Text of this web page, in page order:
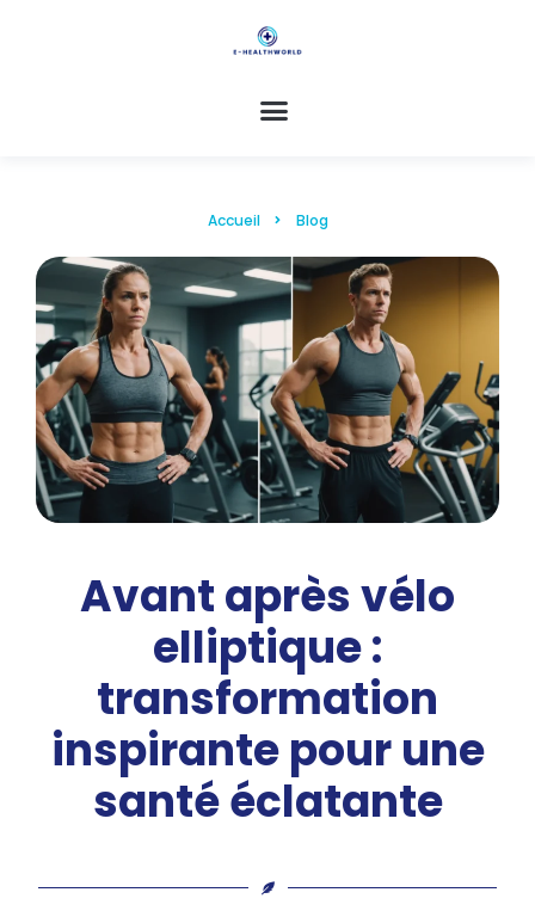
Accueil Blog
Avant après vélo
elliptique :
transformation
inspirante pour une
santé éclatante